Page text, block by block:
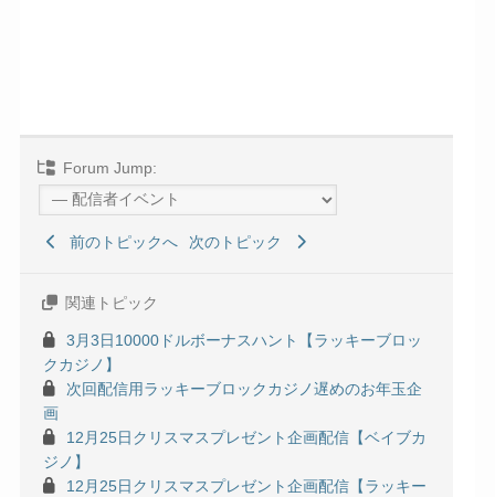
Forum Jump:
前のトピックへ 次のトピック
関連トピック
3月3日10000ドルボーナスハント【ラッキーブロッ
クカジノ】
次回配信用ラッキーブロックカジノ遅めのお年玉企
画
12月25日クリスマスプレゼント企画配信【ベイブカ
ジノ】
12月25日クリスマスプレゼント企画配信【ラッキー